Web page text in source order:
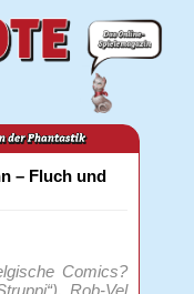
– Fluch und
Comics?
Rob-Vel